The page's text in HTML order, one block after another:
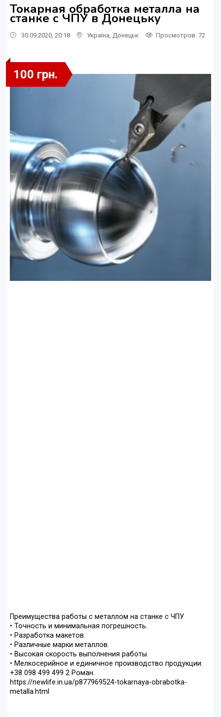
Токарная обработка металла на
станке с ЧПУ в Донецьку
30.09.2020, 20:18 Україна Донецьк Просмотров: 72
100 грн.
Преимущества работы с металлом на станке с ЧПУ
• Точность и минимальная погрешность.
• Разработка макетов.
• Различные марки металлов.
• Высокая скорость выполнения работы.
• Мелкосерийное и единичное производство продукции.
+38 098 499 499 2 Роман.
https://newlife.in.ua/p877969524-tokarnaya-obrabotka-
metalla.html